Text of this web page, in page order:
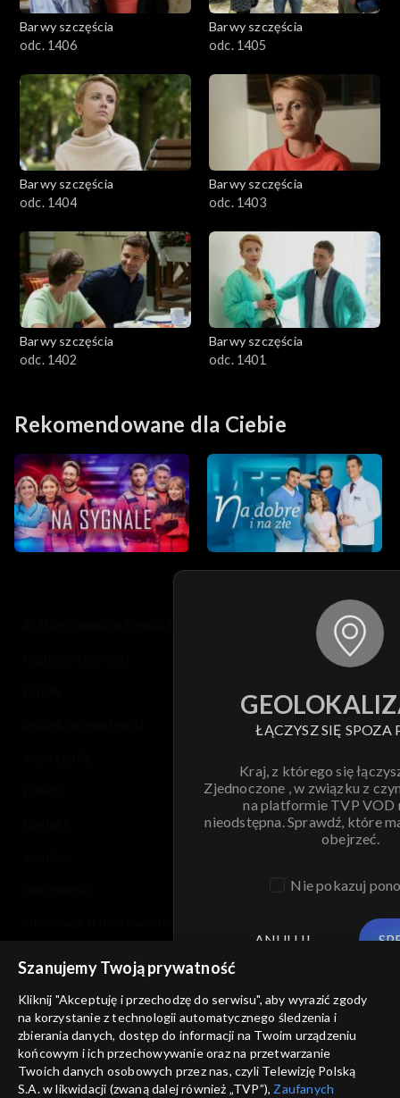
Barwy szczęścia
odc. 1406
Barwy szczęścia
odc. 1405
Barwy szczęścia
odc. 1404
Barwy szczęścia
odc. 1403
Barwy szczęścia
odc. 1402
Barwy szczęścia
odc. 1401
Rekomendowane dla Ciebie
ŁĄCZYSZ SIĘ SPOZA
Kraj, z którego się
Zjednoczone , w związku z
na platformie TVP VOD
nieodstępna. Sprawdź, które
obejrzeć.
Nie pokazuj
ANULUJ
Szanujemy Twoją prywatność
Kliknij "Akceptuję i przechodzę do serwisu", aby wyrazić zgody
na korzystanie z technologii automatycznego śledzenia i
zbierania danych, dostęp do informacji na Twoim urządzeniu
końcowym i ich przechowywanie oraz na przetwarzanie
Twoich danych osobowych przez nas, czyli Telewizję Polską
S.A. w likwidacji (zwaną dalej również „TVP”), Zaufanych